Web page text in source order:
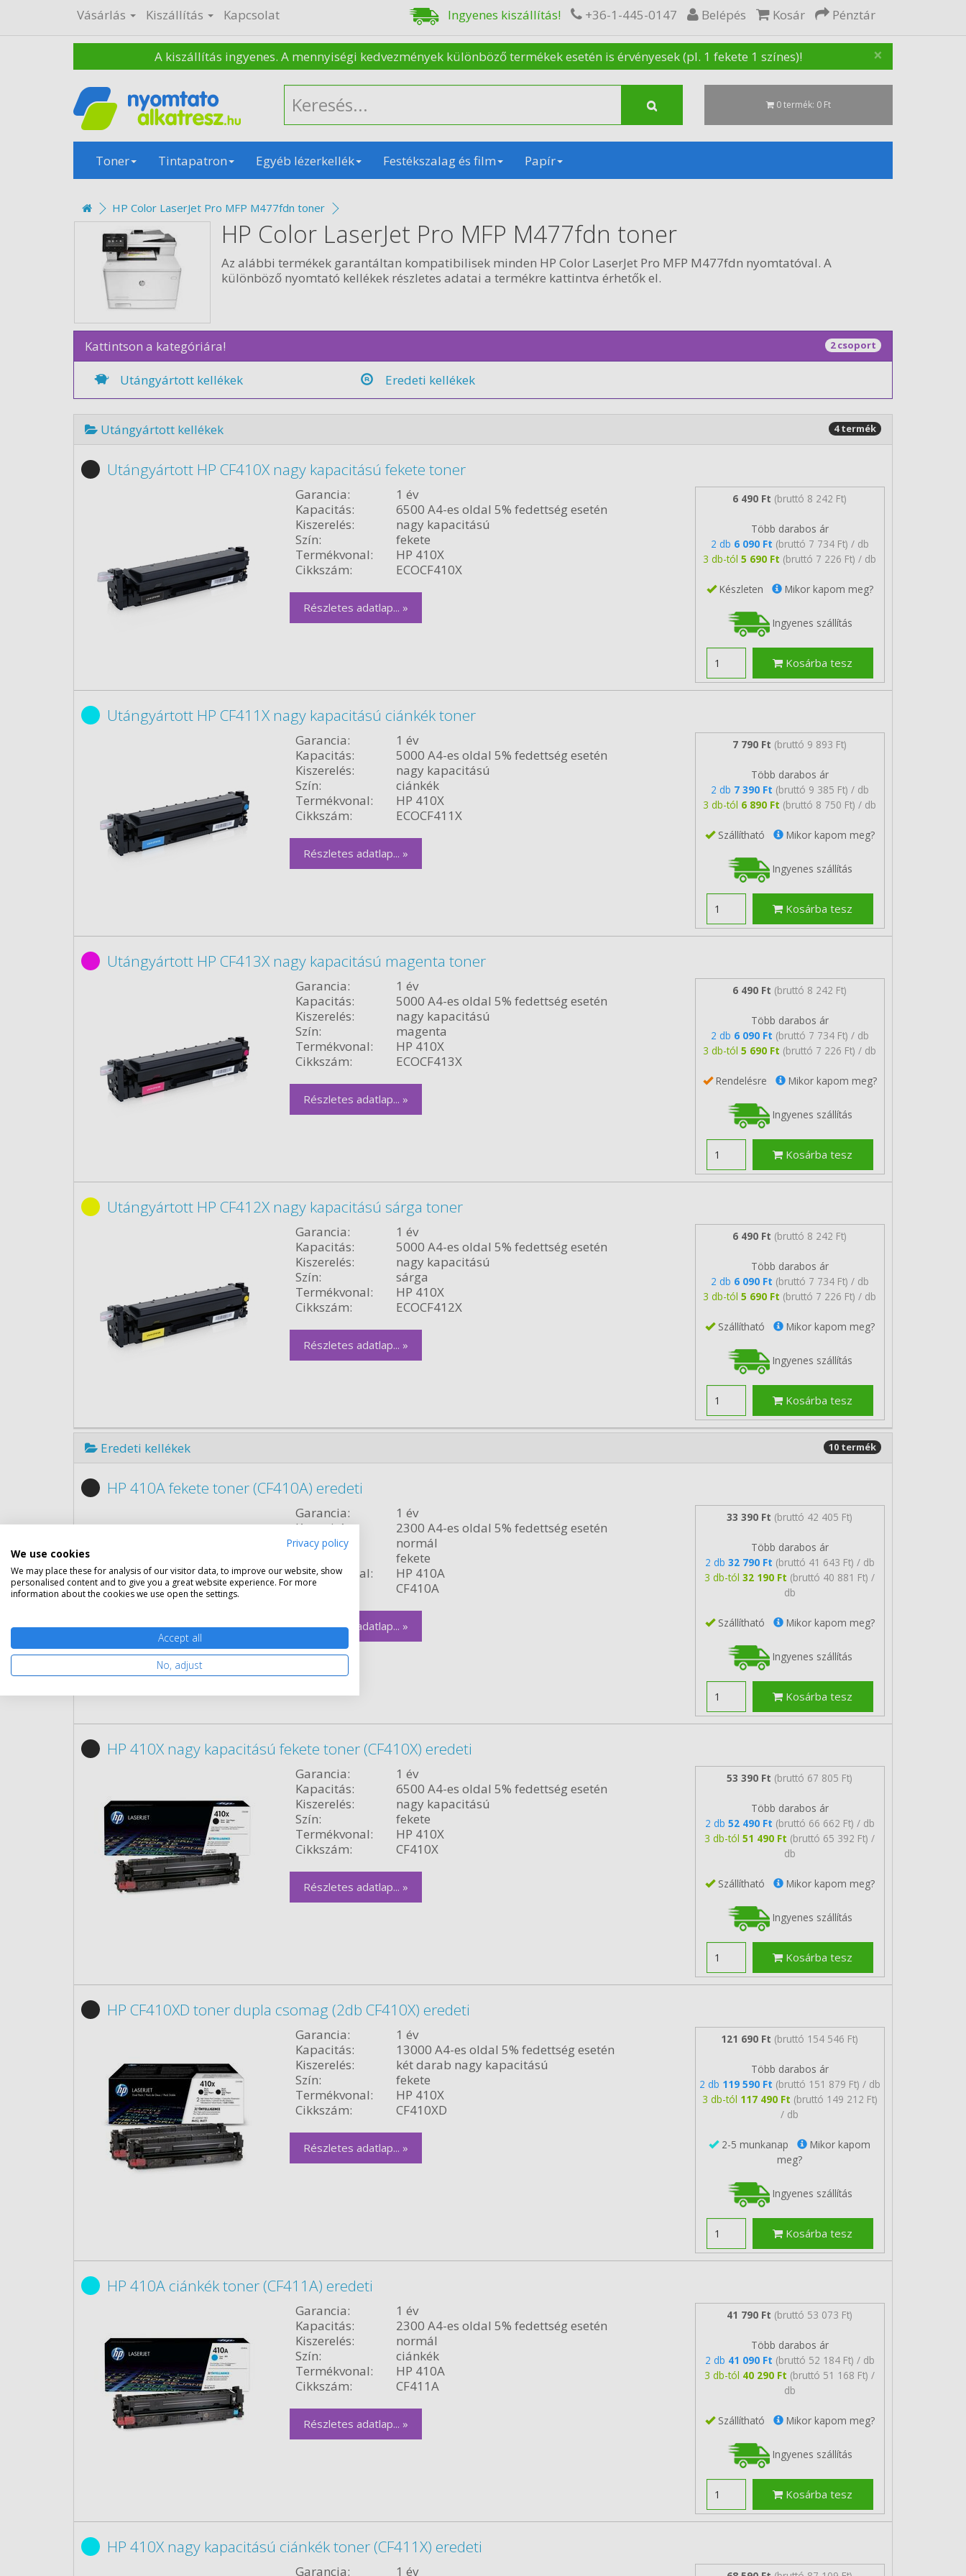
Vásárlás Kiszállítás Kapcsolat Ingyenes kiszállítás! +36-1-445-0147 Belépés Kosár Pénztár
×
A kiszállítás ingyenes. A mennyiségi kedvezmények különböző termékek esetén is érvényesek (pl. 1 fekete 1 színes)!
0 termék: 0 Ft
Toner Tintapatron Egyéb lézerkellék Festékszalag és film Papír
HP Color LaserJet Pro MFP M477fdn toner
HP Color LaserJet Pro MFP M477fdn toner
Az alábbi termékek garantáltan kompatibilisek minden HP Color LaserJet Pro MFP M477fdn nyomtatóval. A
különböző nyomtató kellékek részletes adatai a termékre kattintva érhetők el.
Kattintson a kategóriára! 2 csoport
Utángyártott kellékek Eredeti kellékek
Utángyártott kellékek 4 termék
Utángyártott HP CF410X nagy kapacitású fekete toner
Garancia:
1 év
Kapacitás:
6500 A4-es oldal 5% fedettség esetén
Kiszerelés:
nagy kapacitású
Szín:
fekete
Termékvonal:
HP 410X
Cikkszám:
ECOCF410X
Részletes adatlap... »
6 490 Ft (bruttó 8 242 Ft)
Több darabos ár
2 db 6 090 Ft (bruttó 7 734 Ft) / db
3 db-tól5 690 Ft (bruttó 7 226 Ft) / db
Készleten Mikor kapom meg?
Ingyenes szállítás
Kosárba tesz
Utángyártott HP CF411X nagy kapacitású ciánkék toner
Garancia:
1 év
Kapacitás:
5000 A4-es oldal 5% fedettség esetén
Kiszerelés:
nagy kapacitású
Szín:
ciánkék
Termékvonal:
HP 410X
Cikkszám:
ECOCF411X
Részletes adatlap... »
7 790 Ft (bruttó 9 893 Ft)
Több darabos ár
2 db 7 390 Ft (bruttó 9 385 Ft) / db
3 db-tól 6 890 Ft (bruttó 8 750 Ft) / db
Szállítható Mikor kapom meg?
Ingyenes szállítás
Kosárba tesz
Utángyártott HP CF413X nagy kapacitású magenta toner
Garancia:
1 év
Kapacitás:
5000 A4-es oldal 5% fedettség esetén
Kiszerelés:
nagy kapacitású
Szín:
magenta
Termékvonal:
HP 410X
Cikkszám:
ECOCF413X
Részletes adatlap... »
6 490 Ft (bruttó 8 242 Ft)
Több darabos ár
2 db 6 090 Ft (bruttó 7 734 Ft) / db
3 db-tól5 690 Ft (bruttó 7 226 Ft) / db
Rendelésre Mikor kapom meg?
Ingyenes szállítás
Kosárba tesz
Utángyártott HP CF412X nagy kapacitású sárga toner
Garancia:
1 év
Kapacitás:
5000 A4-es oldal 5% fedettség esetén
Kiszerelés:
nagy kapacitású
Szín:
sárga
Termékvonal:
HP 410X
Cikkszám:
ECOCF412X
Részletes adatlap... »
6 490 Ft (bruttó 8 242 Ft)
Több darabos ár
2 db 6 090 Ft (bruttó 7 734 Ft) / db
3 db-tól5 690 Ft (bruttó 7 226 Ft) / db
Szállítható Mikor kapom meg?
Ingyenes szállítás
Kosárba tesz
Eredeti kellékek 10 termék
HP 410A fekete toner (CF410A) eredeti
Garancia:
1 év
Kapacitás:
2300 A4-es oldal 5% fedettség esetén
Kiszerelés:
normál
fekete
Termékvonal:
HP 410A
Cikkszám:
CF410A
Részletes adatlap... »
33 390 Ft (bruttó 42 405 Ft)
Több darabos ár
2 db 32 790 Ft (bruttó 41 643 Ft) / db
3 db-tól32 190 Ft (bruttó 40 881 Ft) /
db
Szállítható Mikor kapom meg?
Ingyenes szállítás
Kosárba tesz
HP 410X nagy kapacitású fekete toner (CF410X) eredeti
Garancia:
1 év
Kapacitás:
6500 A4-es oldal 5% fedettség esetén
Kiszerelés:
nagy kapacitású
Szín:
fekete
Termékvonal:
HP 410X
Cikkszám:
CF410X
Részletes adatlap... »
53 390 Ft (bruttó 67 805 Ft)
Több darabos ár
2 db 52 490 Ft (bruttó 66 662 Ft) / db
3 db-tól51 490 Ft (bruttó 65 392 Ft) /
db
Szállítható Mikor kapom meg?
Ingyenes szállítás
Kosárba tesz
HP CF410XD toner dupla csomag (2db CF410X) eredeti
Garancia:
1 év
Kapacitás:
13000 A4-es oldal 5% fedettség esetén
Kiszerelés:
két darab nagy kapacitású
Szín:
fekete
Termékvonal:
HP 410X
Cikkszám:
CF410XD
Részletes adatlap... »
121 690 Ft (bruttó 154 546 Ft)
Több darabos ár
2 db 119 590 Ft (bruttó 151 879 Ft) / db
3 db-tól 117 490 Ft (bruttó 149 212 Ft)
/ db
2-5 munkanap
Mikor kapom
meg?
Ingyenes szállítás
Kosárba tesz
HP 410A ciánkék toner (CF411A) eredeti
Garancia:
1 év
Kapacitás:
2300 A4-es oldal 5% fedettség esetén
Kiszerelés:
normál
Szín:
ciánkék
Termékvonal:
HP 410A
Cikkszám:
CF411A
Részletes adatlap... »
41 790 Ft (bruttó 53 073 Ft)
Több darabos ár
2 db 41 090 Ft (bruttó 52 184 Ft) / db
3 db-tól 40 290 Ft (bruttó 51 168 Ft) /
db
Szállítható Mikor kapom meg?
Ingyenes szállítás
Kosárba tesz
HP 410X nagy kapacitású ciánkék toner (CF411X) eredeti
Garancia: 1 év
Privacy policy
We use cookies
We may place these for analysis of our visitor data, to improve our website, show
personalised content and to give you a great website experience. For more
information about the cookies we use open the settings.
Accept all
No, adjust